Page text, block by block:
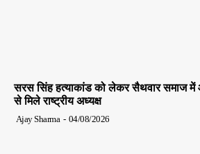
सरस सिंह हत्याकांड को लेकर सैथवार समाज में
से मिले राष्ट्रीय अध्यक्ष
Ajay Sharma - 04/08/2026